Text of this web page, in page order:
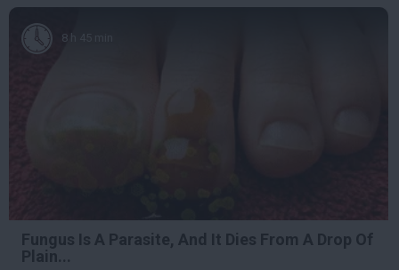
8 h 45 min
Fungus Is A Parasite, And It Dies From A Drop Of
Plain...